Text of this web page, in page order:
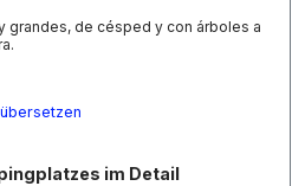
grandes, de césped y con árboles a
im Detail